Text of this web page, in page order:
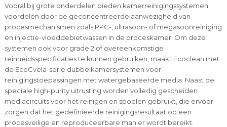
Vooral bij grote onderdelen bieden kamerreinigingssystemen
voordelen door de geconcentreerde aanwezigheid van
procesmechanismen zoals PPC-, ultrasoon- of megasoonreiniging
en injectie-vloeddebietwassen in de proceskamer. Om deze
systemen ook voor grade 2 of overeenkomstige
reinheidsspecificaties te kunnen gebruiken, maakt Ecoclean met
de EcoCvela-serie dubbelkamersystemen voor
reinigingstoepassingen met watergebaseerde media. Naast de
speciale high-purity uitrusting worden volledig gescheiden
mediacircuits voor het reinigen en spoelen gebruikt, die ervoor
zorgen dat het gedefinieerde reinigingsresultaat op een
procesveilige en reproduceerbare manier wordt bereikt.